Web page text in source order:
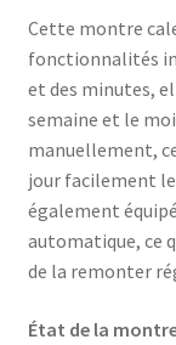
Cette montre
fonctionnalités
et des minutes,
semaine et le
manuellement,
jour facilement
également
automatique, ce
de la remonter
État de la